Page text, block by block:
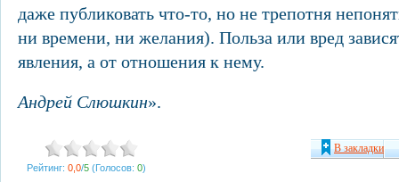
даже публиковать что-то, но не трепотня
ни времени, ни желания). Польза или вред
явления, а от отношения к нему.
Андрей Слюшкин».
Рейтинг: 0,0/5 (Голосов: 0)
В закладки